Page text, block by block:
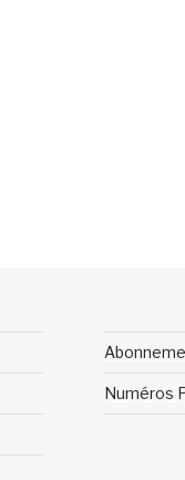
Numéros